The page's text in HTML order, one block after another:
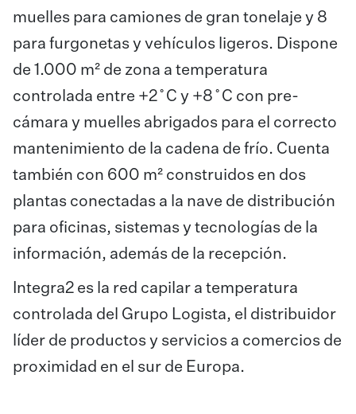
muelles para camiones de gran tonelaje y 8
para furgonetas y vehículos ligeros. Dispone
de 1.000 m² de zona a temperatura
controlada entre +2˚C y +8˚C con pre-
cámara y muelles abrigados para el correcto
mantenimiento de la cadena de frío. Cuenta
también con 600 m² construidos en dos
plantas conectadas a la nave de distribución
para oficinas, sistemas y tecnologías de la
información, además de la recepción.
Integra2 es la red capilar a temperatura
controlada del Grupo Logista, el distribuidor
líder de productos y servicios a comercios de
proximidad en el sur de Europa.​